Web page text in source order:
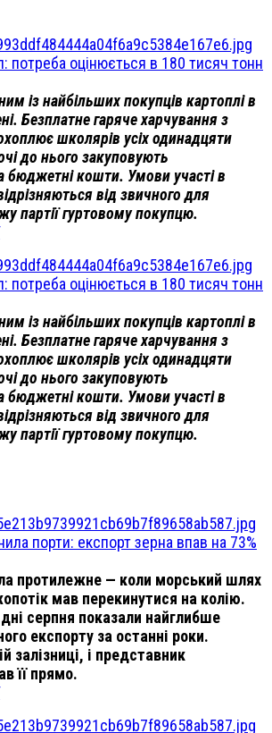
потреба оцінюється в 180 тисяч тонн
із найбільших покупців картоплі в
Безплатне гаряче харчування з
школярів усіх одинадцяти
до нього закуповують
бюджетні кошти. Умови участі в
від звичного для
партії гуртовому покупцю.
потреба оцінюється в 180 тисяч тонн
із найбільших покупців картоплі в
Безплатне гаряче харчування з
школярів усіх одинадцяти
до нього закуповують
бюджетні кошти. Умови участі в
від звичного для
партії гуртовому покупцю.
порти: експорт зерна впав на 73%
протилежне — коли морський шлях
мав перекинутися на колію.
серпня показали найглибше
експорту за останні роки.
залізниці, і представник
її прямо.